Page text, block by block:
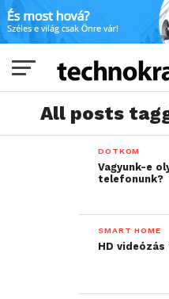
All posts
DOTKOM
Vagyunk-e
telefonunk?
SMART HOME
HD